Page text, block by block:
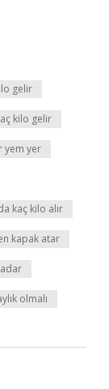
gelir
kilo gelir
yem yer
kaç kilo alır
kapak atar
olmalı